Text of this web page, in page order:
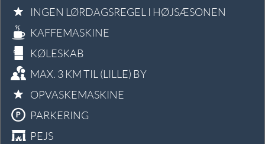
INGEN LØRDAGSREGEL I HØJSÆSONEN
KAFFEMASKINE
KØLESKAB
MAX. 3 KM TIL (LILLE) BY
OPVASKEMASKINE
PARKERING
PEJS